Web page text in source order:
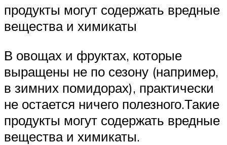
продукты могут содержать вредные
вещества и химикаты
В овощах и фруктах, которые
выращены не по сезону (например,
в зимних помидорах), практически
не остается ничего полезного.Такие
продукты могут содержать вредные
вещества и химикаты.